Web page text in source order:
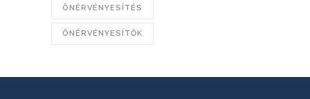
ÖNÉRVÉNYESÍTÉS
ÖNÉRVÉNYESÍTŐK